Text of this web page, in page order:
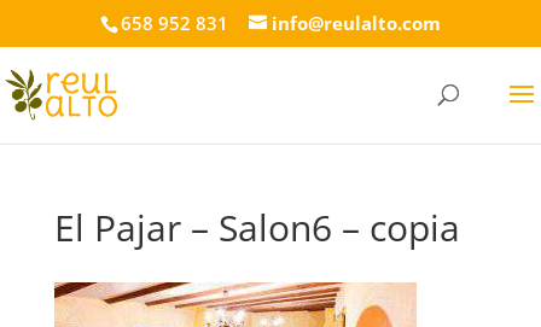
658 952 831 info@reulalto.com
El Pajar – Salon6 – copia